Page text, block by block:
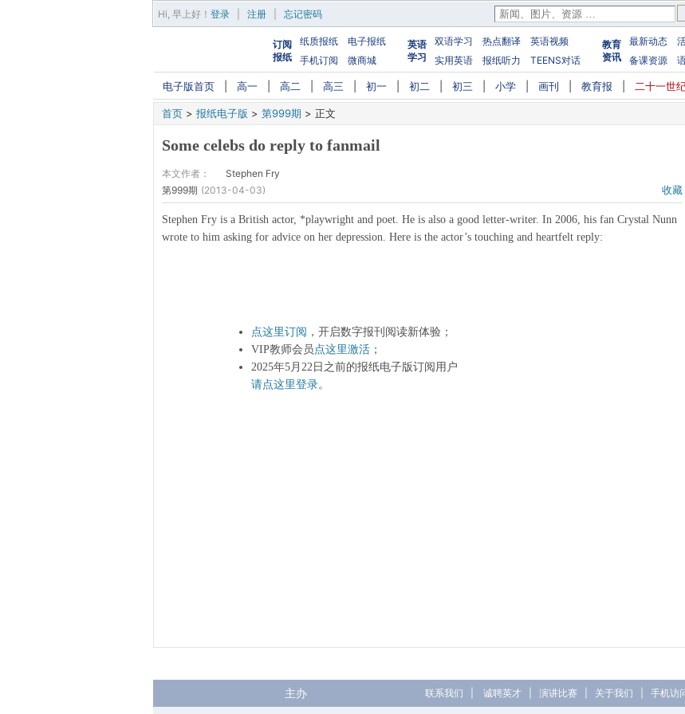
Hi, 早上好 ！ 登录 注册 忘记密码
订阅
报纸
纸质报纸
电子报纸
手机订阅
微商城
英语
学习
双语学习 热点翻译
英语视频
实用英语
报纸听力 TEENS对话
教育
资讯
最新动态
备课资源
电子版首页 高一 高二 高三 初一 初二 初三 小学 画刊 教育报 二十一世
首页 > 报纸电子版 > 第999期 > 正文
Some celebs do reply to fanmail
本文作者：
Stephen Fry
第999期 (2013-04-03) 收藏
Stephen Fry is a British actor, *playwright and poet. He is also a good letter-writer. In 2006, his fan Crystal Nunn
wrote to him asking for advice on her depression. Here is the actor’s touching and heartfelt reply:
点这里订阅 ，开启数字报刊阅读新体验；
VIP教师会员点这里激活 ；
2025年5月22日之前的报纸电子版订阅用户
请点这里登录。
主办 联系我们 诚聘英才| 演讲比赛| 关于我们 手机访